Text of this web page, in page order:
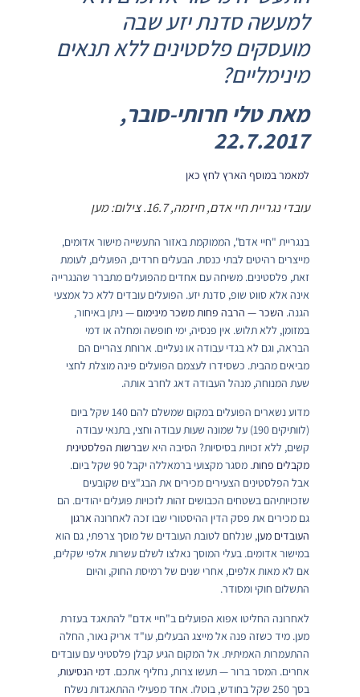
למעשה סדנת יזע שבה
מועסקים פלסטינים ללא תנאים
מינימליים?
מאת טלי חרותי-סובר,
22.7.2017
למאמר במוסף הארץ לחץ כאן
עובדי נגריית חיי אדם, חיזמה, 16.7. צילום: מען
בנגריית "חיי אדם", הממוקמת באזור התעשייה מישור אדומים,
מייצרים רהיטים לבתי כנסת. הבעלים חרדים, הפועלים, לעומת
זאת, פלסטינים. משיחה עם אחדים מהפועלים מתברר שהנגרייה
אינה אלא סווט שופ, סדנת יזע. הפועלים עובדים ללא כל אמצעי
הגנה.השכר — הרבה פחות משכר מינימום— ניתן באיחור,
במזומן, ללא תלוש. אין פנסיה, ימי חופשה ומחלה או דמי
הבראה, וגם לא בגדי עבודה או נעליים. ארוחת צהריים הם
מביאים מהבית. כשסידרו לעצמם הפועלים פינה מוצלת לחצי
שעת המנוחה, מנהל העבודה דאג לחרב אותה.
מדוע נשארים הפועלים במקום שמשלם להם 140 שקל ביום
(לוותיקים 190) על שמונה שעות עבודה וחצי, בתנאי עבודה
קשים, ללא זכויות בסיסיות? הסיבה היא ש ברשות הפלסטינית
מקבלים פחות
. מסגר מקצועי ברמאללה יקבל 90 שקל ביום.
אבל הפלסטינים הצעירים מכירים את הבג"צים שקובעים
שזכויותיהם בשטחים הכבושים זהות לזכויות פועלים יהודים. הם
גם מכירים את פסק הדין ההיסטורי שבו זכה לאחרונהארגון
העובדים מען, שנלחם לטובת העובדים של מוסך צרפתי, גם הוא
במישור אדומים. בעלי המוסך נאלצו לשלם עשרות אלפי שקלים,
אם לא מאות אלפים, אחרי שנים של רמיסת החוק, והיום
התשלום חוקי ומסודר.
לאחרונה החליטו אפוא הפועלים ב"חיי אדם" להתאגד בעזרת
מען. מיד כשזה פנה אל מייצג הבעלים, עו"ד אריק נאור, החלה
ההתעמרות האמיתית. אל המקום הגיע קבלן פלסטיני עם עובדים
אחרים. המסר ברור — תעשו צרות, נחליף אתכם.דמי הנסיעות,
בסך 250 שקל בחודש, בוטלו. אחד מפעילי ההתאגדות נשלח